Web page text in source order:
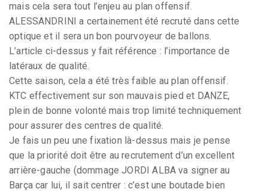
mais cela sera tout l’enjeu au plan offensif.
ALESSANDRINI a certainement été recruté dans cette
optique et il sera un bon pourvoyeur de ballons.
L’article ci-dessus y fait référence : l’importance de
latéraux de qualité.
Cette saison, cela a été très faible au plan offensif.
KTC effectivement sur son mauvais pied et DANZE,
plein de bonne volonté mais trop limité techniquement
pour assurer des centres de qualité.
Je fais un peu une fixation là-dessus mais je pense
que la priorité doit être au recrutement d’un excellent
arrière-gauche (dommage JORDI ALBA va signer au
Barça car lui, il sait centrer : c’est une boutade bien